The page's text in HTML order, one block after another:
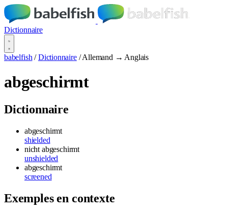
Dictionnaire
babelfish / Dictionnaire / Allemand → Anglais
abgeschirmt
Dictionnaire
abgeschirmt
shielded
nicht abgeschirmt
unshielded
abgeschirmt
screened
Exemples en contexte